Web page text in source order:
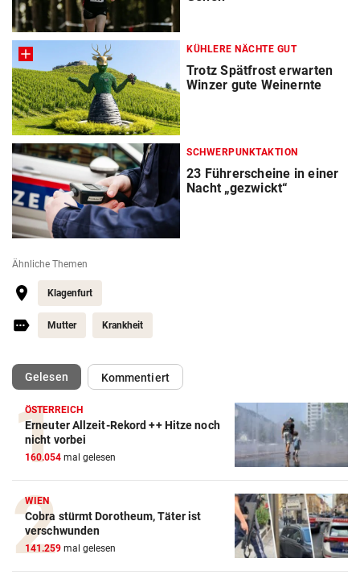
KÜHLERE NÄCHTE GUT
Trotz Spätfrost erwarten
Winzer gute Weinernte
SCHWERPUNKTAKTION
23 Führerscheine in einer
Nacht „gezwickt“
Ähnliche Themen
Klagenfurt
Mutter Krankheit
Gelesen(ausgewählt)Kommentiert
ÖSTERREICH
Erneuter Allzeit-Rekord ++ Hitze noch
nicht vorbei
160.054 mal gelesen
WIEN
Cobra stürmt Dorotheum, Täter ist
verschwunden
141.259 mal gelesen